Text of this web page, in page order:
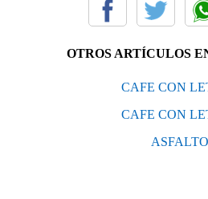
OTROS ARTÍCULOS
CAFE CON
CAFE CON
ASFALTO